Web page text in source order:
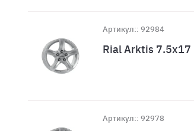
Артикул:: 92984
Rial Arktis 7.5x17
Артикул:: 92978